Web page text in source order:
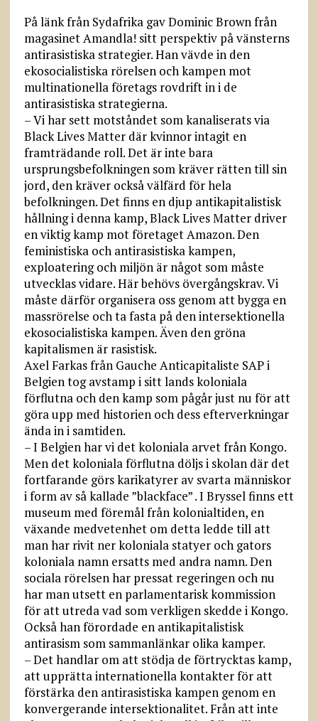
På länk från Sydafrika gav Dominic Brown från
magasinet Amandla! sitt perspektiv på vänsterns
antirasistiska strategier. Han vävde in den
ekosocialistiska rörelsen och kampen mot
multinationella företags rovdrift in i de
antirasistiska strategierna.
– Vi har sett motståndet som kanaliserats via
Black Lives Matter där kvinnor intagit en
framträdande roll. Det är inte bara
ursprungsbefolkningen som kräver rätten till sin
jord, den kräver också välfärd för hela
befolkningen. Det finns en djup antikapitalistisk
hållning i denna kamp, Black Lives Matter driver
en viktig kamp mot företaget Amazon. Den
feministiska och antirasistiska kampen,
exploatering och miljön är något som måste
utvecklas vidare. Här behövs övergångskrav. Vi
måste därför organisera oss genom att bygga en
massrörelse och ta fasta på den intersektionella
ekosocialistiska kampen. Även den gröna
kapitalismen är rasistisk.
Axel Farkas från Gauche Anticapitaliste SAP i
Belgien tog avstamp i sitt lands koloniala
förflutna och den kamp som pågår just nu för att
göra upp med historien och dess efterverkningar
ända in i samtiden.
– I Belgien har vi det koloniala arvet från Kongo.
Men det koloniala förflutna döljs i skolan där det
fortfarande görs karikatyrer av svarta människor
i form av så kallade ”blackface” . I Bryssel finns ett
museum med föremål från kolonialtiden, en
växande medvetenhet om detta ledde till att
man har rivit ner koloniala statyer och gators
koloniala namn ersatts med andra namn. Den
sociala rörelsen har pressat regeringen och nu
har man utsett en parlamentarisk kommission
för att utreda vad som verkligen skedde i Kongo.
Också han förordade en antikapitalistisk
antirasism som sammanlänkar olika kamper.
– Det handlar om att stödja de förtrycktas kamp,
att upprätta internationella kontakter för att
förstärka den antirasistiska kampen genom en
konvergerande intersektionalitet. Från att inte